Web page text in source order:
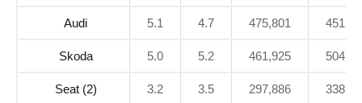
Audi 5.1 4.7 475,801
Skoda 5.0 5.2 461,925
Seat (2) 3.2 3.5 297,886